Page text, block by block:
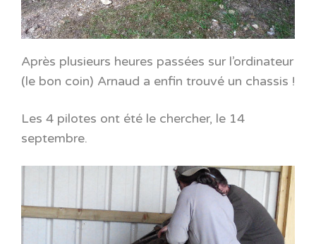
Après plusieurs heures passées sur l’ordinateur
(le bon coin) Arnaud a enfin trouvé un chassis !
Les 4 pilotes ont été le chercher, le 14
septembre.